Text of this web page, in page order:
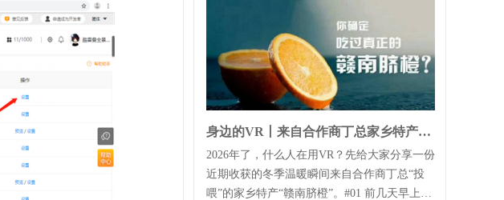
身边的VR丨来自合作商丁总家乡特产的“投喂”
2026年了，什么人在用VR？先给大家分享一份
近期收获的冬季温暖瞬间来自合作商丁总“投
喂”的家乡特产“赣南脐橙”。#01 前几天早上来